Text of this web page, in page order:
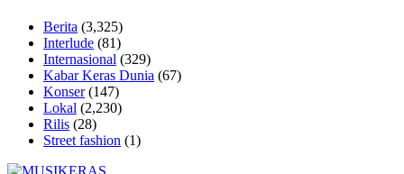
Berita (3,325)
Interlude (81)
Internasional (329)
Kabar Keras Dunia (67)
Konser(147)
Lokal (2,230)
Rilis (28)
Street fashion (1)